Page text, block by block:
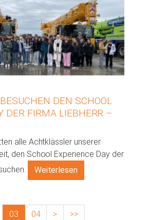
DEN SCHOOL
DER FIRMA LIEBHERR –
alle Achtklässler unserer
den School Experience Day der
Weiterlesen
03 04 > >>